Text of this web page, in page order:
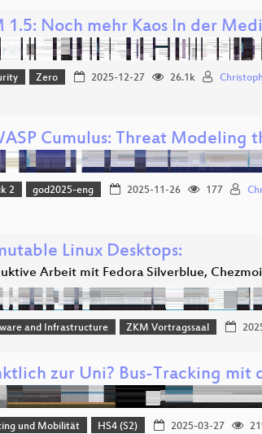
1.5: Noch mehr Kaos In der
Zero 2025-12-27 26.1k
Cumulus: Threat Modeling
2 god2025-eng 2025-11-26 177
Linux Desktops:
Arbeit mit Fedora Silverblue,
and Infrastructure ZKM Vortragssaal
zur Uni? Bus-Tracking mit
und Mobilität HS4 (S2) 2025-03-27